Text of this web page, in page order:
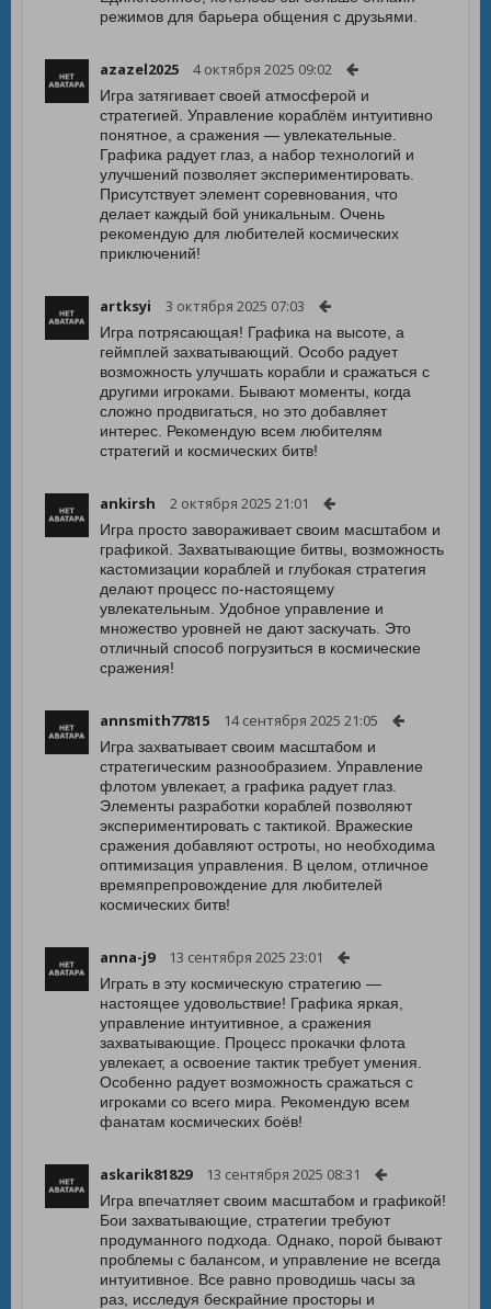
режимов для барьера общения с друзьями.
azazel2025 4 октября 2025 09:02
Игра затягивает своей атмосферой и
стратегией. Управление кораблём интуитивно
понятное, а сражения — увлекательные.
Графика радует глаз, а набор технологий и
улучшений позволяет экспериментировать.
Присутствует элемент соревнования, что
делает каждый бой уникальным. Очень
рекомендую для любителей космических
приключений!
artksyi 3 октября 2025 07:03
Игра потрясающая! Графика на высоте, а
геймплей захватывающий. Особо радует
возможность улучшать корабли и сражаться с
другими игроками. Бывают моменты, когда
сложно продвигаться, но это добавляет
интерес. Рекомендую всем любителям
стратегий и космических битв!
ankirsh 2 октября 2025 21:01
Игра просто завораживает своим масштабом и
графикой. Захватывающие битвы, возможность
кастомизации кораблей и глубокая стратегия
делают процесс по-настоящему
увлекательным. Удобное управление и
множество уровней не дают заскучать. Это
отличный способ погрузиться в космические
сражения!
annsmith77815 14 сентября 2025 21:05
Игра захватывает своим масштабом и
стратегическим разнообразием. Управление
флотом увлекает, а графика радует глаз.
Элементы разработки кораблей позволяют
экспериментировать с тактикой. Вражеские
сражения добавляют остроты, но необходима
оптимизация управления. В целом, отличное
времяпрепровождение для любителей
космических битв!
anna-j9 13 сентября 2025 23:01
Играть в эту космическую стратегию —
настоящее удовольствие! Графика яркая,
управление интуитивное, а сражения
захватывающие. Процесс прокачки флота
увлекает, а освоение тактик требует умения.
Особенно радует возможность сражаться с
игроками со всего мира. Рекомендую всем
фанатам космических боёв!
askarik81829 13 сентября 2025 08:31
Игра впечатляет своим масштабом и графикой!
Бои захватывающие, стратегии требуют
продуманного подхода. Однако, порой бывают
проблемы с балансом, и управление не всегда
интуитивное. Все равно проводишь часы за
раз, исследуя бескрайние просторы и